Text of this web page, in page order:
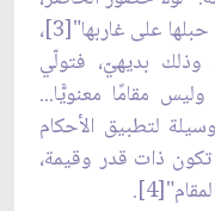
وقيام الحجّة بوجود الناصر... لألقيت حبلها على غاربها"[3]،
وذلك بديهيّ، فتولّي
مقامًا معنويًّا...
لتطبيق الأحكام
تكون ذات قدر وقيمة،